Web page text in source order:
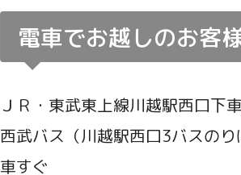
電車でお越しのお客
ＪＲ・東武東上線川越駅西口下
西武バス（川越駅西口3バスの
車すぐ